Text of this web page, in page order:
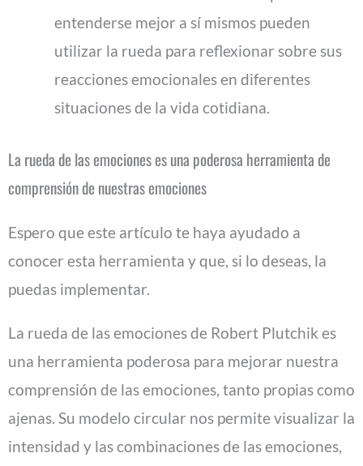
entenderse mejor a sí mismos pueden
utilizar la rueda para reflexionar sobre sus
reacciones emocionales en diferentes
situaciones de la vida cotidiana.
La rueda de las emociones es una poderosa herramienta de
comprensión de nuestras emociones
Espero que este artículo te haya ayudado a
conocer esta herramienta y que, si lo deseas, la
puedas implementar.
La rueda de las emociones de Robert Plutchik es
una herramienta poderosa para mejorar nuestra
comprensión de las emociones, tanto propias como
ajenas. Su modelo circular nos permite visualizar la
intensidad y las combinaciones de las emociones,